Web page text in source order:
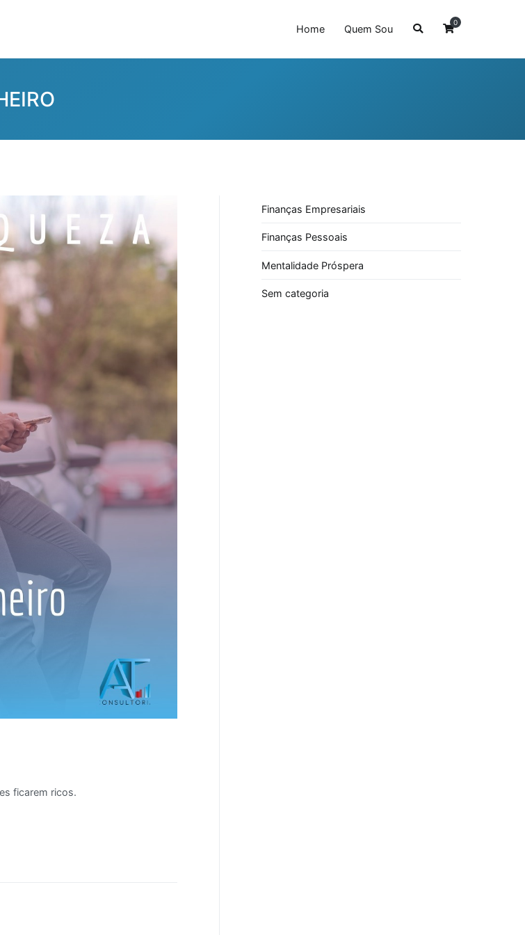
Home Quem Sou
0
ficarem ricos.
Finanças Empresariais
Finanças Pessoais
Mentalidade Próspera
Sem categoria